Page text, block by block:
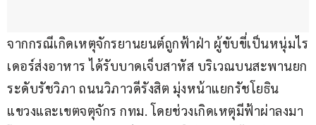
จากกรณีเกิดเหตุจักรยานยนต์ถูกฟ้าฝ่า ผู้ขับขี่เป็นหนุ่มไร
เดอร์ส่งอาหาร ได้รับบาดเจ็บสาหัส บริเวณบนสะพานยก
ระดับรัชวิภา ถนนวิภาวดีรังสิต มุ่งหน้าแยกรัชโยธิน
แขวงและเขตจตุจักร กทม. โดยช่วงเกิดเหตุมีฟ้าผ่าลงมา